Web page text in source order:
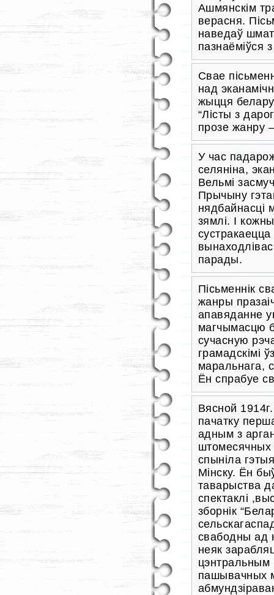
Ашмянскім
верасня.
наведаў шмат
пазнаёміўся
Свае
над
жыцця
“Лісты з
прозе жанру
У час
селяніна,
Вельмі
Прычыну
нядбайнасці
зямлі. І
парады.
Пісьменнік
жанры
апавяданне
магчымасцю
сучасную
грамадскімі
маральнага,
Ён спрабуе
Вясной
пачатку
адным з
штомесячных
спыніла
Мінску. Ён
таварыства
спектаклі
зборнік
свабодны ад
неяк
цэнтральным
пашывачных